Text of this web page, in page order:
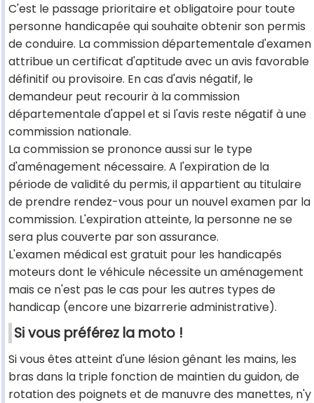
C'est le passage prioritaire et obligatoire pour toute
personne handicapée qui souhaite obtenir son permis
de conduire. La commission départementale d'examen
attribue un certificat d'aptitude avec un avis favorable
définitif ou provisoire. En cas d'avis négatif, le
demandeur peut recourir à la commission
départementale d'appel et si l'avis reste négatif à une
commission nationale.
La commission se prononce aussi sur le type
d'aménagement nécessaire. A l'expiration de la
période de validité du permis, il appartient au titulaire
de prendre rendez-vous pour un nouvel examen par la
commission. L'expiration atteinte, la personne ne se
sera plus couverte par son assurance.
L'examen médical est gratuit pour les handicapés
moteurs dont le véhicule nécessite un aménagement
mais ce n'est pas le cas pour les autres types de
handicap (encore une bizarrerie administrative).
Si vous préférez la moto !
Si vous êtes atteint d'une lésion gênant les mains, les
bras dans la triple fonction de maintien du guidon, de
rotation des poignets et de manuvre des manettes, n'y